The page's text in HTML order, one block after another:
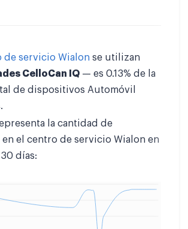
de servicio Wialon se utilizan
CelloCan IQ — es 0.13% de la
de dispositivos Automóvil
la cantidad de
el centro de servicio Wialon en
días: